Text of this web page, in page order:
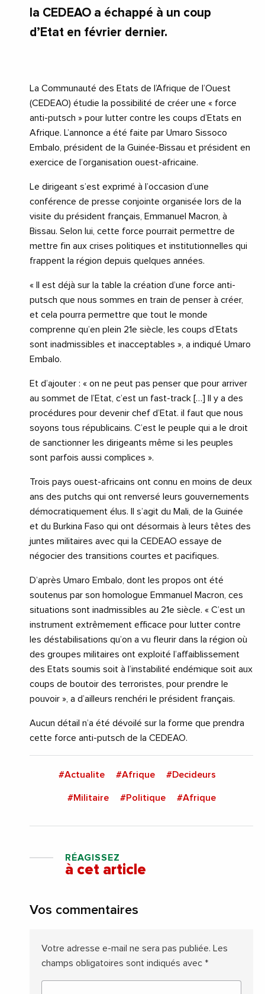
la CEDEAO a échappé à un coup
d’Etat en février dernier.
La Communauté des Etats de l’Afrique de l’Ouest
(CEDEAO) étudie la possibilité de créer une « force
anti-putsch » pour lutter contre les coups d’Etats en
Afrique. L’annonce a été faite par Umaro Sissoco
Embalo, président de la Guinée-Bissau et président en
exercice de l’organisation ouest-africaine.
Le dirigeant s’est exprimé à l’occasion d’une
conférence de presse conjointe organisée lors de la
visite du président français, Emmanuel Macron, à
Bissau. Selon lui, cette force pourrait permettre de
mettre fin aux crises politiques et institutionnelles qui
frappent la région depuis quelques années.
« Il est déjà sur la table la création d’une force anti-
putsch que nous sommes en train de penser à créer,
et cela pourra permettre que tout le monde
comprenne qu’en plein 21e siècle, les coups d’Etats
sont inadmissibles et inacceptables », a indiqué Umaro
Embalo.
Et d’ajouter : « on ne peut pas penser que pour arriver
au sommet de l’Etat, c’est un fast-track […] Il y a des
procédures pour devenir chef d’Etat. il faut que nous
soyons tous républicains. C’est le peuple qui a le droit
de sanctionner les dirigeants même si les peuples
sont parfois aussi complices ».
Trois pays ouest-africains ont connu en moins de deux
ans des putchs qui ont renversé leurs gouvernements
démocratiquement élus. Il s’agit du Mali, de la Guinée
et du Burkina Faso qui ont désormais à leurs têtes des
juntes militaires avec qui la CEDEAO essaye de
négocier des transitions courtes et pacifiques.
D’après Umaro Embalo, dont les propos ont été
soutenus par son homologue Emmanuel Macron, ces
situations sont inadmissibles au 21e siècle. « C’est un
instrument extrêmement efficace pour lutter contre
les déstabilisations qu’on a vu fleurir dans la région où
des groupes militaires ont exploité l’affaiblissement
des Etats soumis soit à l’instabilité endémique soit aux
coups de boutoir des terroristes, pour prendre le
pouvoir », a d’ailleurs renchéri le président français.
Aucun détail n’a été dévoilé sur la forme que prendra
cette force anti-putsch de la CEDEAO.
#Actualite #Afrique #Decideurs
#Militaire #Politique #Afrique
RÉAGISSEZ
à cet article
Vos commentaires
Votre adresse e-mail ne sera pas publiée. Les
champs obligatoires sont indiqués avec *